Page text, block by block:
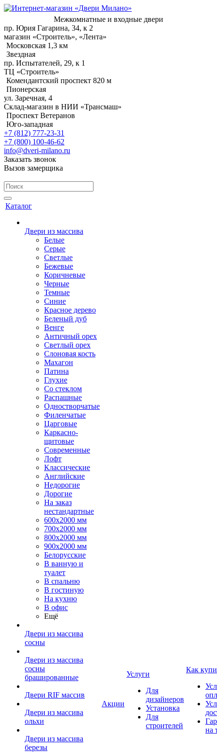
Межкомнатные и входные двери
пр. Юрия Гагарина, 34, к 2
магазин «Строитель», «Лента»
Московская 1,3 км
Звездная
пр. Испытателей, 29, к 1
ТЦ «Строитель»
Комендантский проспект 820 м
Пионерская
ул. Заречная, 4
Склад-магазин в НИИ «Трансмаш»
Проспект Ветеранов
Юго-западная
+7 (812) 777-23-31
+7 (800) 100-46-62
info@dveri-milano.ru
Заказать звонок
Вызов замерщика
Каталог
Двери из массива
Белые
Серые
Светлые
Бежевые
Коричневые
Черные
Темные
Синие
Красное дерево
Беленый дуб
Венге
Античный орех
Светлый орех
Слоновая кость
Махагон
Патина
Глухие
Со стеклом
Распашные
Одностворчатые
Филенчатые
Царговые
Каркасно-
щитовые
Современные
Лофт
Классические
Английские
Недорогие
Дорогие
На заказ
нестандартные
600х2000 мм
700х2000 мм
800х2000 мм
900х2000 мм
Белорусские
В ванную и
туалет
В спальню
В гостиную
На кухню
В офис
Ещё
Двери из массива
сосны
Двери из массива
сосны
брашированные
Двери RIF массив
Двери из массива
ольхи
Двери из массива
березы
Акции
Услуги
Для
дизайнеров
Установка
Для
строителей
Как
на